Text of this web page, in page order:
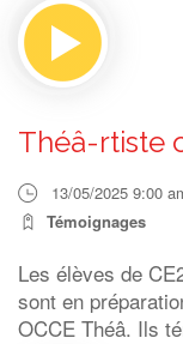
Théâ-rtiste
13/05/2025 9:00
Témoignages
Les élèves de
sont en
OCCE Théâ. Ils